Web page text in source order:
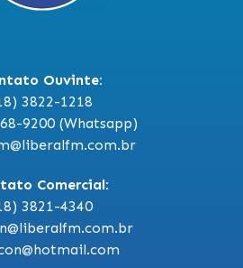
Ouvinte:
3822-1218
9200 (Whatsapp)
Comercial:
3821-4340